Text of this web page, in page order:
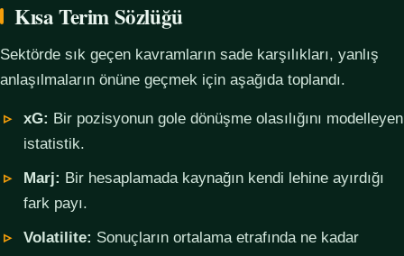
Kısa Terim Sözlüğü
Sektörde sık geçen kavramların sade karşılıkları, yanlış
anlaşılmaların önüne geçmek için aşağıda toplandı.
xG: Bir pozisyonun gole dönüşme olasılığını modelleyen
istatistik.
Marj: Bir hesaplamada kaynağın kendi lehine ayırdığı
fark payı.
Volatilite: Sonuçların ortalama etrafında ne kadar